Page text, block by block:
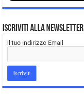
Iscriviti alla Newsletter
Il tuo indirizzo Email